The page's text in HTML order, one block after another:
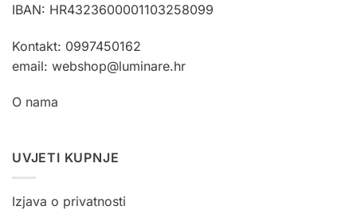
IBAN: HR4323600001103258099
Kontakt: 0997450162
email: webshop@luminare.hr
O nama
UVJETI KUPNJE
Izjava o privatnosti